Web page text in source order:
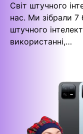
Світ штучного
нас. Ми зібрали 7
штучного
використанні,…